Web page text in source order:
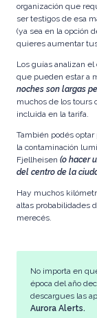
organización que
ser testigos de esa
(ya sea en la opción
quieres aumentar
Los guías analizan
que pueden estar a
noches son largas
muchos de los tours
incluida en la tarifa.
También podés optar
la contaminación
Fjellheisen (o hacer
del centro de la
Hay muchos
altas probabilidades
merecés.
No importa en
época del año
descargues las
Aurora Alerts.